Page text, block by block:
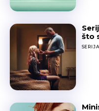
što
SERIJA